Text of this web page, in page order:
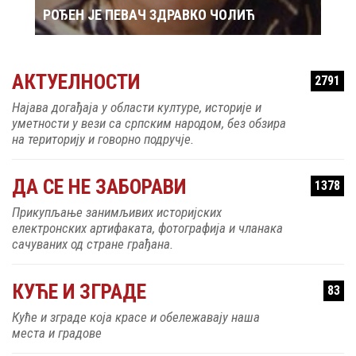
РОЂЕН ЈЕ ПЕВАЧ ЗДРАВКО ЧОЛИЋ
АКТУЕЛНОСТИ 2791
Најава догађаја у области културе, историје и
уметности у вези са српским народом, без обзира
на територију и говорно подручје.
ДА СЕ НЕ ЗАБОРАВИ 1378
Прикупљање занимљивих историјских
електронских артифаката, фотографија и чланака
сачуваних од стране грађана.
КУЋЕ И ЗГРАДЕ 83
Куће и зграде која красе и обележавају наша
места и градове